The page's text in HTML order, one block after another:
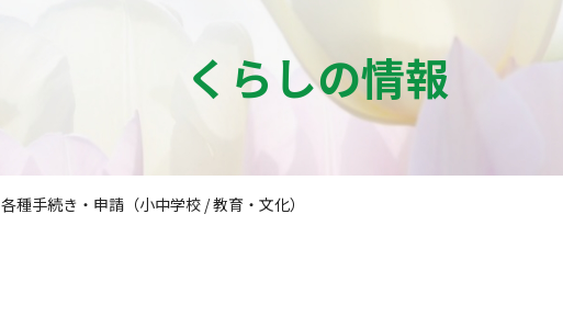
くらしの情報
各種手続き・申請（小中学校 / 教育・文化）